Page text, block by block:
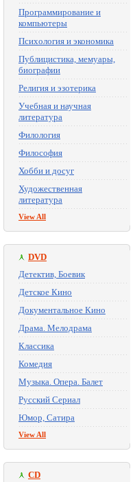
Программирование и
компьютеры
Психология и экономика
Публицистика, мемуары,
биографии
Религия и эзотерика
Учебная и научная
литература
Филология
Философия
Хобби и досуг
Художественная
литература
View All
DVD
Детектив, Боевик
Детское Кино
Документальное Кино
Драма. Мелодрама
Классика
Комедия
Музыка. Опера. Балет
Русский Сериал
Юмор, Сатира
View All
CD